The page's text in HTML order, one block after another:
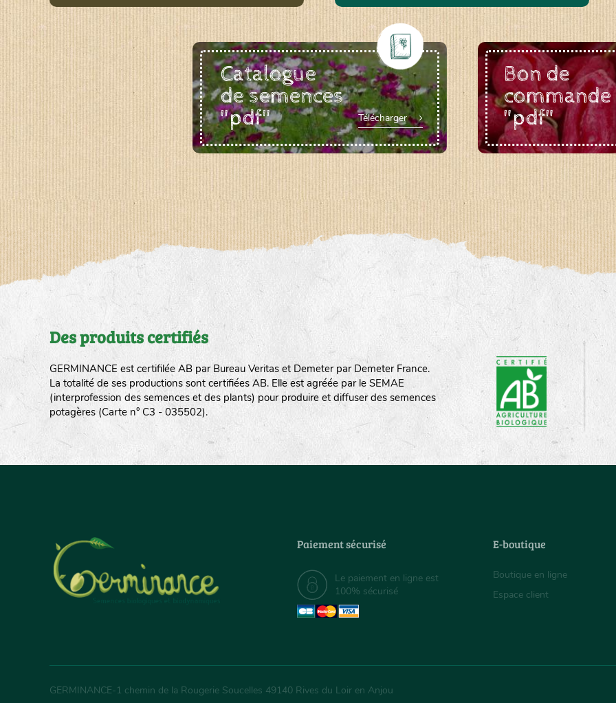
Catalogue
de semences
"pdf"
Télécharger
Bon de
commande
"pdf"
Des produits certifiés
GERMINANCE est certifilée AB par Bureau Veritas et Demeter par Demeter France.
La totalité de ses productions sont certifiées AB. Elle est agréée par le SEMAE
(interprofession des semences et des plants) pour produire et diffuser des semences
potagères (Carte n° C3 - 035502).
Paiement sécurisé
Le paiement en ligne est
100% sécurisé
E-boutique
Boutique en ligne
Espace client
GERMINANCE-1 chemin de la Rougerie Soucelles 49140 Rives du Loir en Anjou